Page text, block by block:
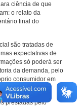
ciência de que
o relato da
final do
são tratadas de
expectativas de
só poderá ser
da demanda, pelo
consumidor em
prestadas pelo